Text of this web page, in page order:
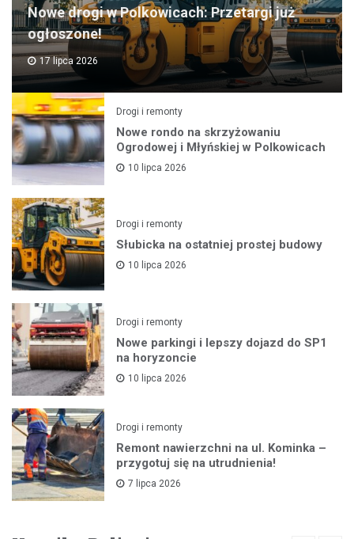
Nowe drogi w Polkowicach: Przetargi już
ogłoszone!
17 lipca 2026
Drogi i remonty
Nowe rondo na skrzyżowaniu
Ogrodowej i Młyńskiej w Polkowicach
10 lipca 2026
Drogi i remonty
Słubicka na ostatniej prostej budowy
10 lipca 2026
Drogi i remonty
Nowe parkingi i lepszy dojazd do SP1
na horyzoncie
10 lipca 2026
Drogi i remonty
Remont nawierzchni na ul. Kominka –
przygotuj się na utrudnienia!
7 lipca 2026